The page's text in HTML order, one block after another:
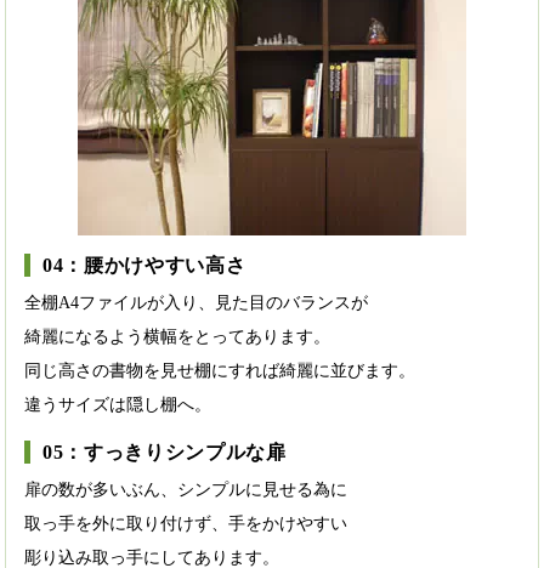
04：腰かけやすい高さ
全棚A4ファイルが入り、見た目のバランスが
綺麗になるよう横幅をとってあります。
同じ高さの書物を見せ棚にすれば綺麗に並びます。
違うサイズは隠し棚へ。
05：すっきりシンプルな扉
扉の数が多いぶん、シンプルに見せる為に
取っ手を外に取り付けず、手をかけやすい
彫り込み取っ手にしてあります。